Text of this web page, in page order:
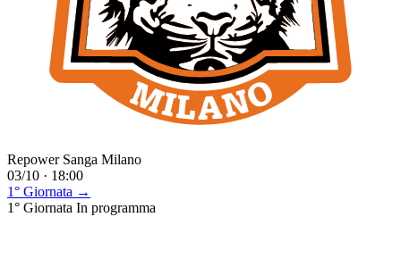
Repower Sanga Milano
03/10 · 18:00
1° Giornata →
1° Giornata In programma